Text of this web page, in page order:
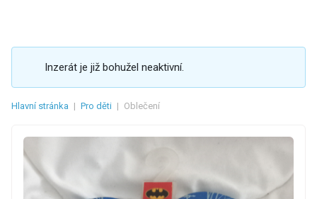
Inzerát je již bohužel neaktivní.
Hlavní stránka | Pro děti | Oblečení